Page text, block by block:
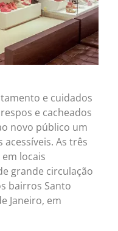
e cuidados
e cacheados
novo público um
acessíveis. As três
locais
grande circulação
bairros Santo
Janeiro, em